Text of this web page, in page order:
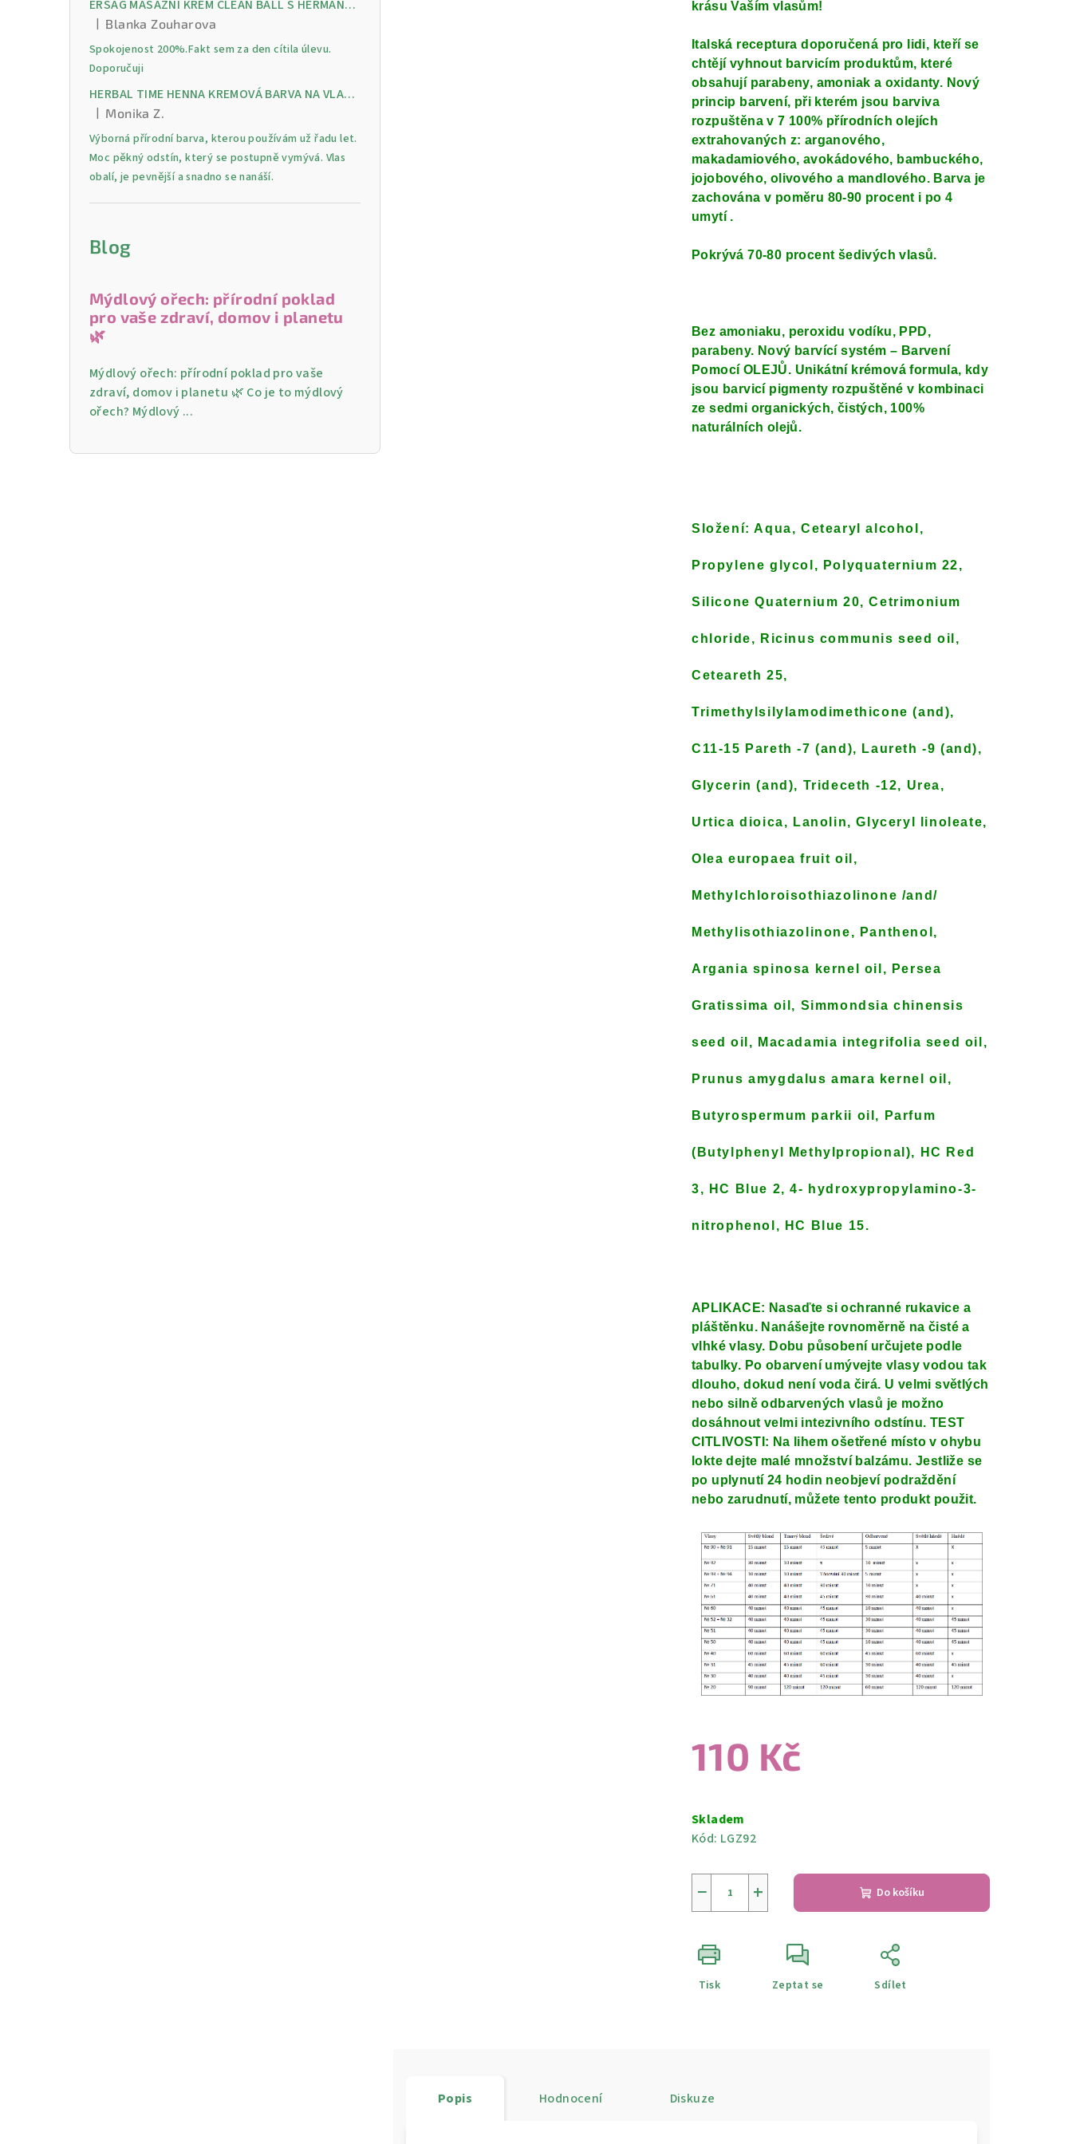
ERSAG MASÁŽNÍ KRÉM CLEAN BALL S HERMANKEM A MENTOLEM pro úlevu od bolesti, otoků a napětí ve svalech
Hodnocení produktu je 5 z 5 hvězdiček.
Blanka Zouharova
Spokojenost 200%.Fakt sem za den cítila úlevu.
Doporučuji
HERBAL TIME HENNA KREMOVÁ BARVA NA VLASY 9 Lilek 75 ml
Hodnocení produktu je 5 z 5 hvězdiček.
Monika Z.
Výborná přírodní barva, kterou používám už řadu let.
Moc pěkný odstín, který se postupně vymývá. Vlas
obalí, je pevnější a snadno se nanáší.
Blog
Mýdlový ořech: přírodní poklad
pro vaše zdraví, domov i planetu
🌿
Mýdlový ořech: přírodní poklad pro vaše
zdraví, domov i planetu 🌿 Co je to mýdlový
ořech? Mýdlový ...
krásu Vaším vlasům!
Italská receptura doporučená pro lidi, kteří se
chtějí vyhnout barvicím produktům, které
obsahují parabeny, amoniak a oxidanty. Nový
princip barvení, při kterém jsou barviva
rozpuštěna v 7 100% přírodních olejích
extrahovaných z: arganového,
makadamiového, avokádového, bambuckého,
jojobového, olivového a mandlového. Barva je
zachována v poměru 80-90 procent i po 4
umytí .
Pokrývá 70-80 procent šedivých vlasů.
Bez amoniaku, peroxid u vodíku, PPD,
parabeny. Nový barvící systém – Barvení
Pomocí OLEJŮ. Unikátní krémová formula, kdy
jsou barvicí pigmenty rozpuštěné v kombinaci
ze sedmi organických, čistých, 100%
naturálních olejů.
Složení:Aqua, Cetearyl alcohol,
Propylene glycol, Polyquaternium 22,
Silicone Quaternium 20, Cetrimonium
chloride, Ricinus communis seed oil,
Ceteareth 25,
Trimethylsilylamodimethicone (and),
C11-15 Pareth -7 (and), Laureth -9 (and),
Glycerin (and), Trideceth -12, Urea,
Urtica dioica, Lanolin, Glyceryl linoleate,
Olea europaea fruit oil,
Methylchloroisothiazolinone /and/
Methylisothiazolinone, Panthenol,
Argania spinosa kernel oil, Persea
Gratissima oil, Simmondsia chinensis
seed oil, Macadamia integrifolia seed oil,
Prunus amygdalus amara kernel oil,
Butyrospermum parkii oil, Parfum
(Butylphenyl Methylpropional), HC Red
3, HC Blue 2, 4- hydroxypropylamino-3-
nitrophenol, HC Blue 15.
APLIKACE: Nasaďte si ochranné rukavice a
pláštěnku. Nanášejte rovnoměrně na čisté a
vlhké vlasy. Dobu působení určujete podle
tabulky. Po obarvení umývejte vlasy vodou tak
dlouho, dokud není voda čirá. U velmi světlých
nebo silně odbarvených vlasů je možno
dosáhnout velmi intezivního odstínu. TEST
CITLIVOSTI: Na lihem ošetřené místo v ohybu
lokte dejte malé množství balzámu. Jestliže se
po uplynutí 24 hodin neobjeví podraždění
nebo zarudnutí, můžete tento produkt použit.
110 Kč
cena:
Skladem
Kód: LGZ92
+
− Do košíku
Tisk Zeptat se Sdílet
Popis Hodnocení Diskuze